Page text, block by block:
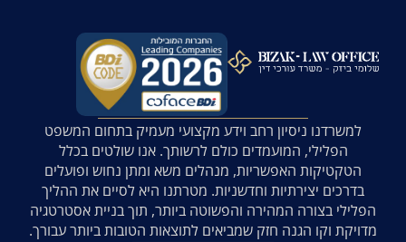
למשרדנו ניסיון רחב וידע מקצועי מעמיק בתחום המשפט
הפלילי, המועמדים כולם לרשותך. אנו שולטים בכלל
הטקטיקות האפשריות, מנהלים משא ומתן נחוש ופועלים
בדרכים יצירתיות וחדשניות. מטרתנו היא לסיים את ההליך
הפלילי בצורה המהירה והפשוטה ביותר, תוך בניית אסטרטגיה
מדויקת וקו הגנה חזק שמביאים לתוצאות הטובות ביותר עבורך.